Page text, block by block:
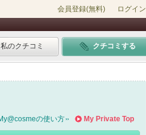
会員登録(無料) ログイン
私のクチコミ クチコミする
My Private Top
の使い方